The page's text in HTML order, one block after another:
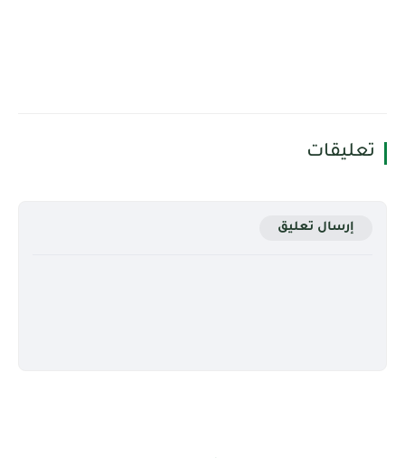
تعليقات
إرسال تعليق